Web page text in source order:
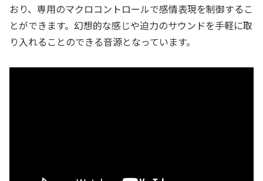
おり、専用のマクロコントロールで感情表現を制御するこ
とができます。幻想的な感じや迫力のサウンドを手軽に取
り入れることのできる音源となっています。